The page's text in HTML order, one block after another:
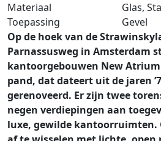
Materiaal
Glas,
Toepassing
Gevel
Op de hoek van de
Parnassusweg in Amsterdam
kantoorgebouwen New
pand, dat dateert uit de jaren
gerenoveerd. Er zijn twee
negen verdiepingen aan
luxe, gewilde kantoorruimten.